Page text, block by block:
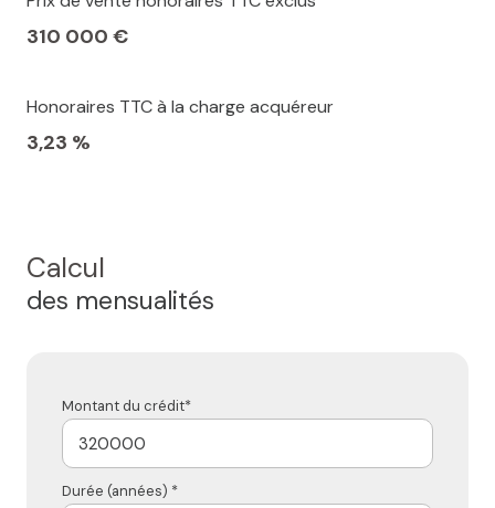
310 000 €
Honoraires TTC à la charge acquéreur
3,23 %
Calcul
des mensualités
Montant du crédit*
Durée (années) *